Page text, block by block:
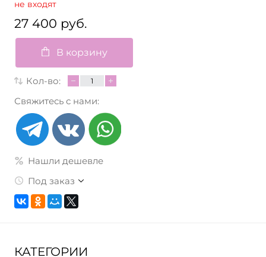
не входят
27 400 руб.
В корзину
Кол-во:
Свяжитесь с нами:
Нашли дешевле
Под заказ
КАТЕГОРИИ